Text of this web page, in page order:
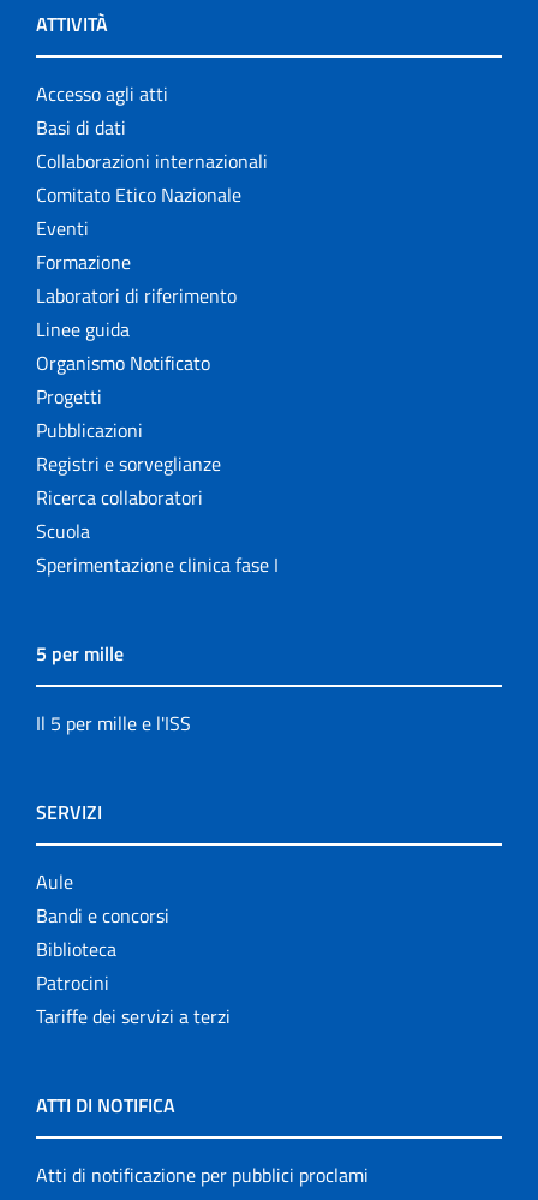
ATTIVITÀ
Accesso agli atti
Basi di dati
Collaborazioni internazionali
Comitato Etico Nazionale
Eventi
Formazione
Laboratori di riferimento
Linee guida
Organismo Notificato
Progetti
Pubblicazioni
Registri e sorveglianze
Ricerca collaboratori
Scuola
Sperimentazione clinica fase I
5 per mille
Il 5 per mille e l'ISS
SERVIZI
Aule
Bandi e concorsi
Biblioteca
Patrocini
Tariffe dei servizi a terzi
ATTI DI NOTIFICA
Atti di notificazione per pubblici proclami